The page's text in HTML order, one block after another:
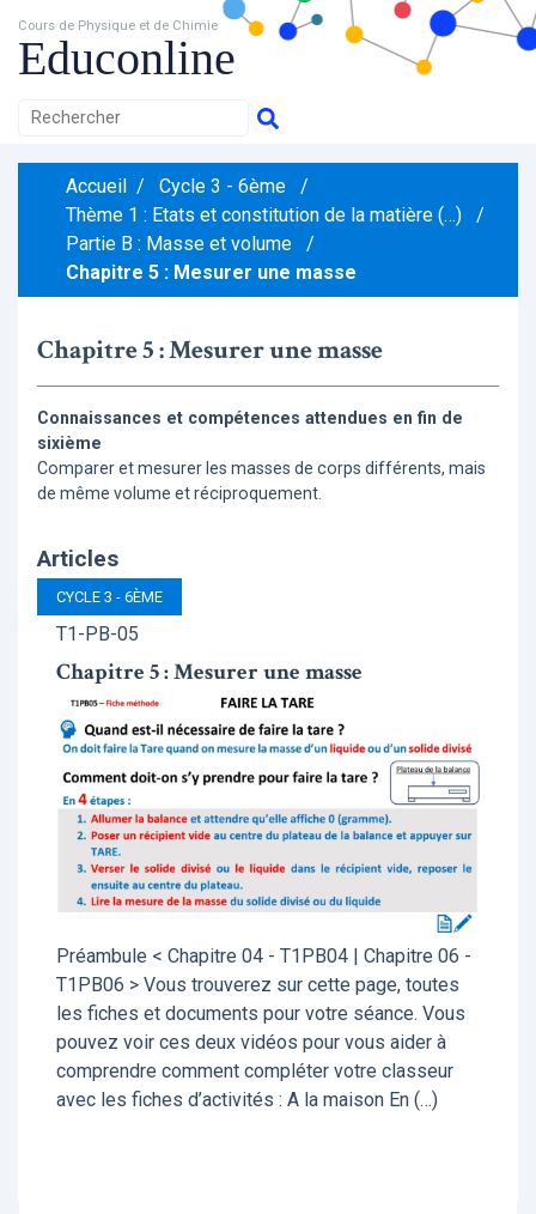
Cours de Physique et de Chimie
Educonline
Accueil / Cycle 3 - 6ème
/
Thème 1 : Etats et constitution de la matière (…)
/
Partie B : Masse et volume
/
Chapitre 5 : Mesurer une masse
Chapitre 5 : Mesurer une masse
Connaissances et compétences attendues en fin de
sixième
Comparer et mesurer les masses de corps différents, mais
de même volume et réciproquement.
Articles
CYCLE 3 - 6ÈME
T1-PB-05
Chapitre 5 : Mesurer une masse
Préambule < Chapitre 04 - T1PB04 | Chapitre 06 -
T1PB06 > Vous trouverez sur cette page, toutes
les fiches et documents pour votre séance. Vous
pouvez voir ces deux vidéos pour vous aider à
comprendre comment compléter votre classeur
avec les fiches d’activités : A la maison En (…)